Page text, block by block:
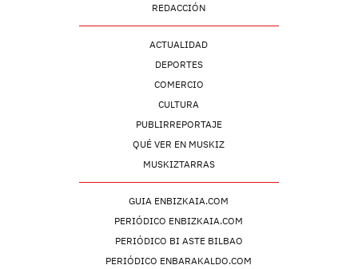
REDACCIÓN
ACTUALIDAD
DEPORTES
COMERCIO
CULTURA
PUBLIRREPORTAJE
QUÉ VER EN MUSKIZ
MUSKIZTARRAS
GUIA ENBIZKAIA.COM
PERIÓDICO ENBIZKAIA.COM
PERIÓDICO BI ASTE BILBAO
PERIÓDICO ENBARAKALDO.COM